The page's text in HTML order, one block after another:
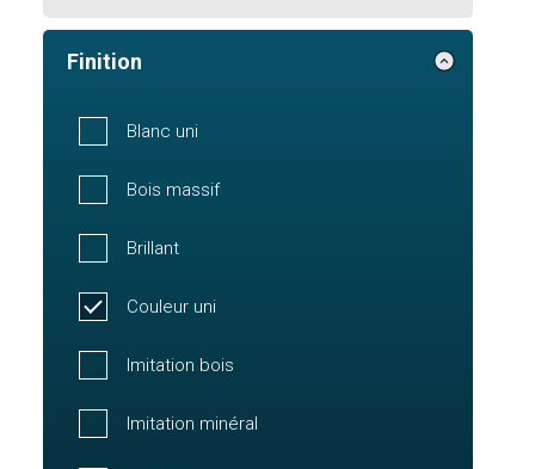
Finition
Blanc uni
Bois massif
Brillant
Couleur uni
Imitation bois
Imitation minéral